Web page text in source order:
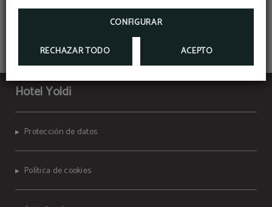
CONFIGURAR
RECHAZAR TODO ACEPTO
Hotel Yoldi
Protección de datos
Política de cookies